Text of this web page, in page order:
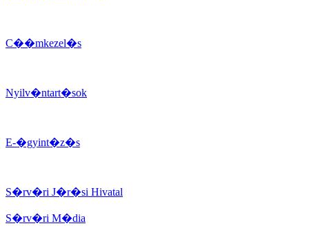
C��mkezel�s
Nyilv�ntart�sok
E-�gyint�z�s
S�rv�ri J�r�si Hivatal
S�rv�ri M�dia